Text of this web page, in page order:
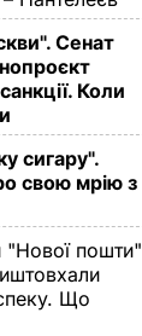
Сенат
Коли
сигару".
свою мрію з
"Нової пошти"
Що